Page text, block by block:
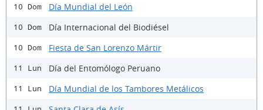
10 Dom Día Mundial del León
10 Dom Día Internacional del Biodiésel
10 Dom Fiesta de San Lorenzo Mártir
11 Lun Día del Entomólogo Peruano
11 Lun Día Mundial de los Tambores Metálicos